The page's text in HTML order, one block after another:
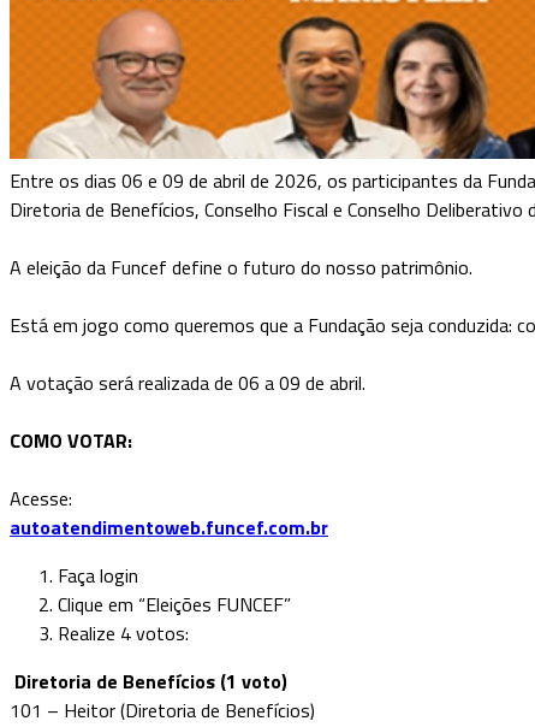
Entre os dias 06 e 09 de abril de 2026, os participantes da
Diretoria de Benefícios, Conselho Fiscal e Conselho
A eleição da Funcef define o futuro do nosso patrimônio.
Está em jogo como queremos que a Fundação seja
A votação será realizada de 06 a 09 de abril.
COMO VOTAR:
Acesse:
autoatendimentoweb.funcef.com.br
Faça login
Clique em “Eleições FUNCEF”
Realize 4 votos:
Diretoria de Benefícios (1 voto)
101 – Heitor (Diretoria de Benefícios)